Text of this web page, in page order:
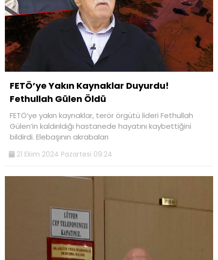
FETÖ’ye Yakın Kaynaklar Duyurdu!
Fethullah Gülen Öldü
FETÖ’ye yakın kaynaklar, terör örgütü lideri Fethullah
Gülen’in kaldırıldığı hastanede hayatını kaybettiğini
bildirdi. Elebaşının akrabaları
21 Ekim 2024 Pazartesi 09:24